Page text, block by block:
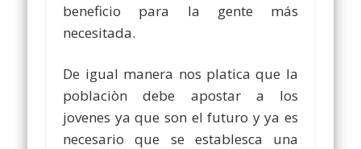
beneficio para la gente más
necesitada.
De igual manera nos platica que la
poblaciòn debe apostar a los
jovenes ya que son el futuro y ya es
necesario que se establesca una